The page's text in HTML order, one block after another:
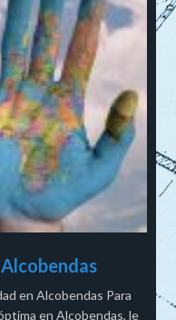
en Alcobendas Para
en Alcobendas, le